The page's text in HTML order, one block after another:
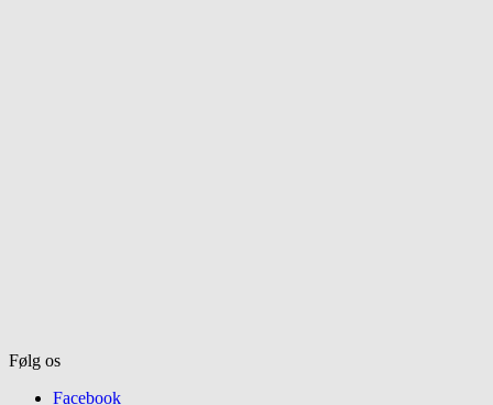
Følg os
Facebook